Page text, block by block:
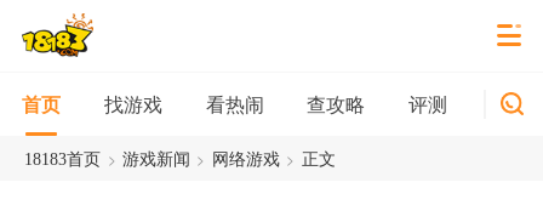
首页 找游戏 看热闹 查攻略 评测 新游
18183首页 > 游戏新闻 > 网络游戏 > 正文